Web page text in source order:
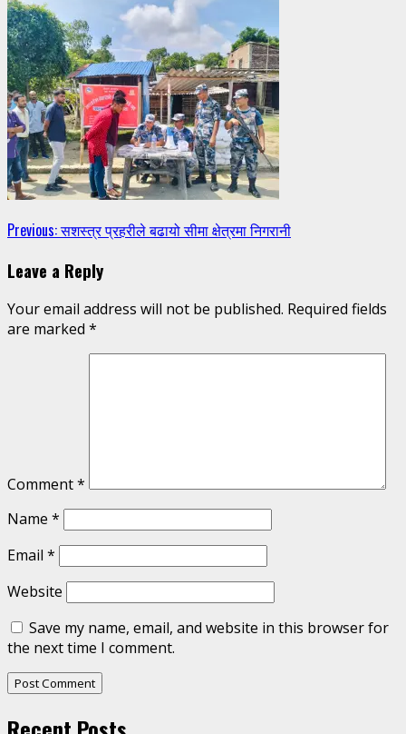
Continue
Reading
Previous:सशस्त्र प्रहरीले बढायो सीमा क्षेत्रमा निगरानी
Leave a Reply
Your email address will not be published. Required fields
are marked *
Comment*
Name *
Email *
Website
Save my name, email, and website in this browser for
the next time I comment.